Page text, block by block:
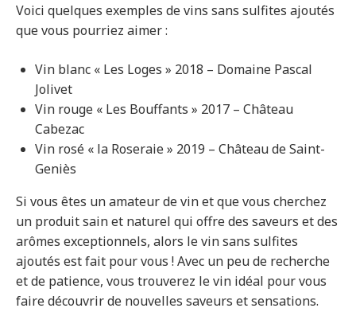
Voici quelques exemples de vins sans sulfites ajoutés
que vous pourriez aimer :
Vin blanc « Les Loges » 2018 – Domaine Pascal
Jolivet
Vin rouge « Les Bouffants » 2017 – Château
Cabezac
Vin rosé « la Roseraie » 2019 – Château de Saint-
Geniès
Si vous êtes un amateur de vin et que vous cherchez
un produit sain et naturel qui offre des saveurs et des
arômes exceptionnels, alors le vin sans sulfites
ajoutés est fait pour vous ! Avec un peu de recherche
et de patience, vous trouverez le vin idéal pour vous
faire découvrir de nouvelles saveurs et sensations.